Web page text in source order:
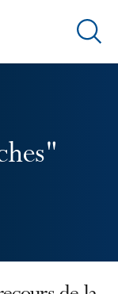
Ouvrir